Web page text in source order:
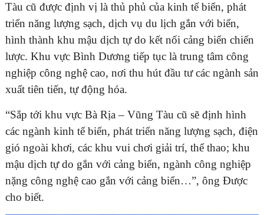
Tàu cũ được định vị là thủ phủ của kinh tế biển, phát
triển năng lượng sạch, dịch vụ du lịch gắn với biển,
hình thành khu mậu dịch tự do kết nối cảng biển chiến
lược. Khu vực Bình Dương tiếp tục là trung tâm công
nghiệp công nghệ cao, nơi thu hút đầu tư các ngành sản
xuất tiên tiến, tự động hóa.
“Sắp tới khu vực Bà Rịa – Vũng Tàu cũ sẽ định hình
các ngành kinh tế biển, phát triển năng lượng sạch, điện
gió ngoài khơi, các khu vui chơi giải trí, thể thao; khu
mậu dịch tự do gắn với cảng biển, ngành công nghiệp
nặng công nghệ cao gắn với cảng biển…”, ông Được
cho biết.